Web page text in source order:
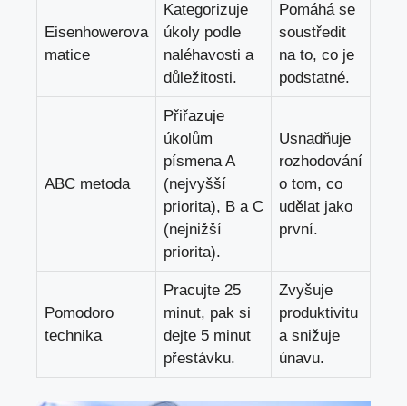
Eisenhowerova​
matice
Kategorizuje
úkoly podle
naléhavosti a
důležitosti.
Pomáhá se
soustředit‌
na to, co je
podstatné.
ABC metoda
Přiřazuje
úkolům
písmena A
(nejvyšší
priorita), B a C
(nejnižší
priorita).
Usnadňuje
rozhodování
o tom, co
udělat jako
první.
Pomodoro
technika
Pracujte 25
minut, pak ⁤si
dejte 5 minut
přestávku.
Zvyšuje
‍produktivitu
a snižuje
⁤únavu.